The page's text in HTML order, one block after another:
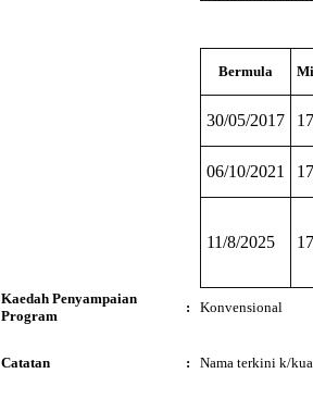
Bermula
30/05/2017
06/10/2021
11/8/2025
Kaedah Penyampaian
Program
: Konvensional
Catatan : Nama terkini k/